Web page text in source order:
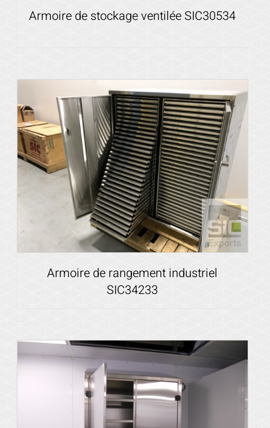
Voir les détails
Armoire de stockage ventilée SIC30534
Voir les détails
Armoire de rangement industriel
SIC34233